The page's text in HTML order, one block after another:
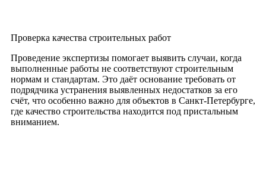
Проверка качества строительных работ
Проведение экспертизы помогает выявить случаи, когда
выполненные работы не соответствуют строительным
нормам и стандартам. Это даёт основание требовать от
подрядчика устранения выявленных недостатков за его
счёт, что особенно важно для объектов в Санкт-Петербурге,
где качество строительства находится под пристальным
вниманием.